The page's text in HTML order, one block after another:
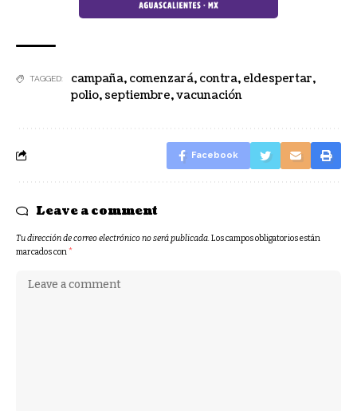
TAGGED: campaña, comenzará, contra, eldespertar,
polio, septiembre,vacunación
Facebook
Leave a comment
Tu dirección de correo electrónico no será publicada.Los campos obligatorios están
marcados con*